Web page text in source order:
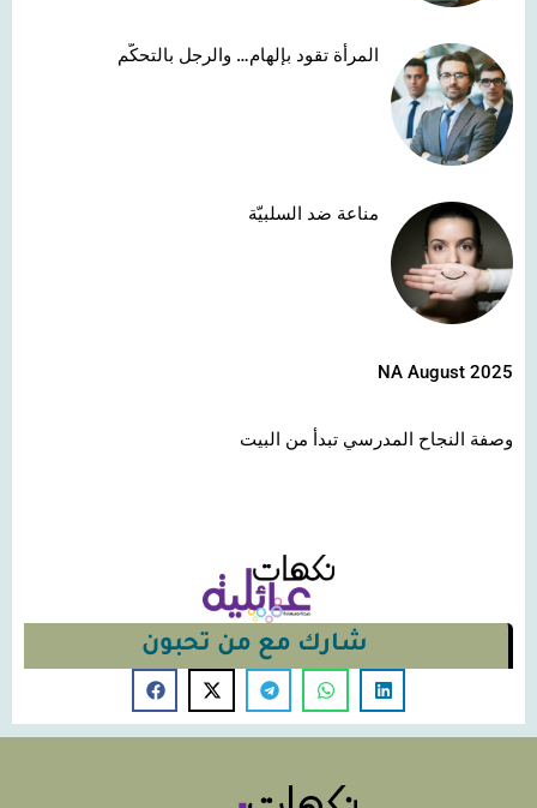
المرأة تقود بإلهام… والرجل بالتحكّم
مناعة ضد السلبيّة
NA August 2025
وصفة النجاح المدرسي تبدأ من البيت
شارك مع من تحبون